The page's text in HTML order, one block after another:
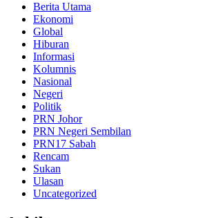
Berita Utama
Ekonomi
Global
Hiburan
Informasi
Kolumnis
Nasional
Negeri
Politik
PRN Johor
PRN Negeri Sembilan
PRN17 Sabah
Rencam
Sukan
Ulasan
Uncategorized